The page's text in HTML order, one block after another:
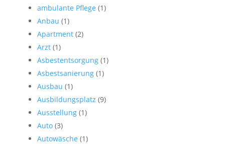
ambulante Pflege (1)
Anbau (1)
Apartment (2)
Arzt (1)
Asbestentsorgung (1)
Asbestsanierung (1)
Ausbau (1)
Ausbildungsplatz (9)
Ausstellung (1)
Auto (3)
Autowäsche (1)